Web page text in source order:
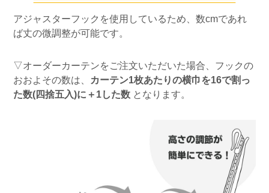
アジャスターフックを使用しているため、数cmであれ
ば丈の微調整が可能です。
▽オーダーカーテンをご注文いただいた場合、フックの
おおよその数は、 カーテン1枚あたりの横巾を16で割っ
た数(四捨五入)に＋1した数 となります。